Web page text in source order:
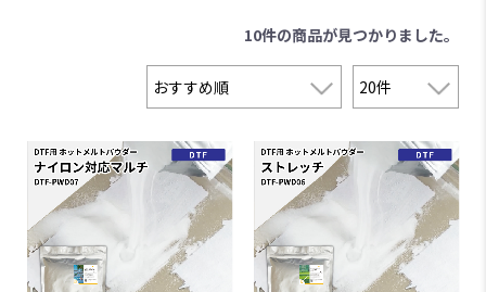
10件の商品が見つかりました。